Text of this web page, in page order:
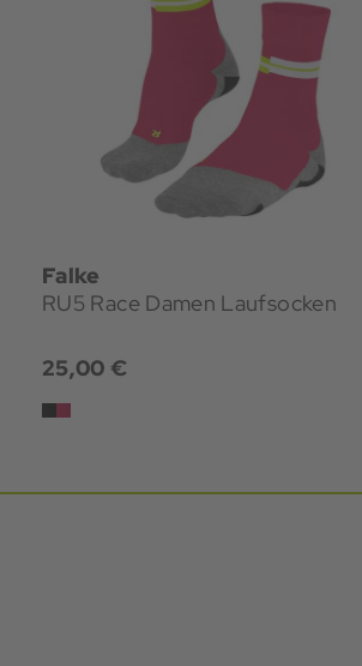
Falke
RU5 Race Damen Laufsocken
25,00 €